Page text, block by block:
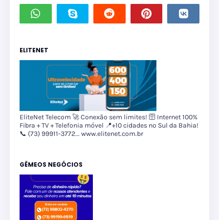
ELITENET
EliteNet Telecom 🚀 Conexão sem limites! 🛜 Internet 100%
Fibra + TV + Telefonia móvel 📍+10 cidades no Sul da Bahia!
📞 (73) 99911-3772... www.elitenet.com.br
GÊMEOS NEGÓCIOS